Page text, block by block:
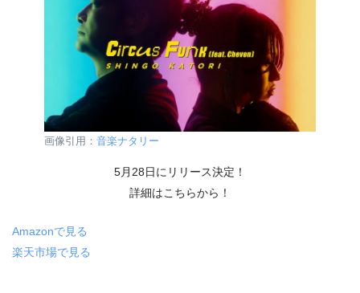
画像引用： 音楽ナタリー
5月28日にリリース決定！
詳細はこちらから！
Amazonで見る
楽天市場で見る